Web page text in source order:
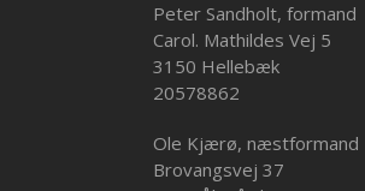
Peter Sandholt, formand
Carol. Mathildes Vej 5
3150 Hellebæk
20578862
Ole Kjærø, næstformand
Brovangsvej 37